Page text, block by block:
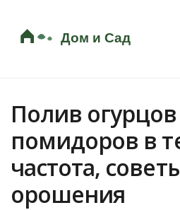
Полив
помидоров в
частота,
орошения